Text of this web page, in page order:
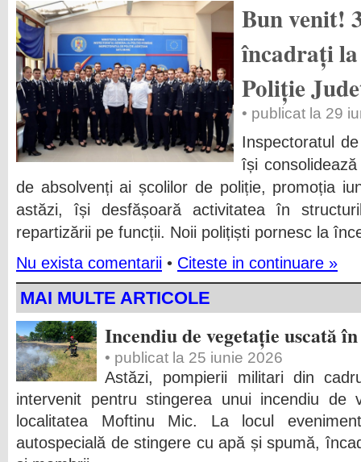
Bun venit!
încadrați
Poliție
• publicat la 29
Inspectoratul
își
de absolvenți ai școlilor de poliție, promoția
astăzi, își desfășoară activitatea în
repartizării pe funcții. Noii polițiști pornesc la
Nu exista comentarii • Citeste in continuare »
MAI MULTE ARTICOLE
Incendiu de vegetație uscată
• publicat la 25 iunie 2026
Astăzi, pompierii militari din
intervenit pentru stingerea unui incendiu de
localitatea Moftinu Mic. La locul
autospecială de stingere cu apă și spumă,